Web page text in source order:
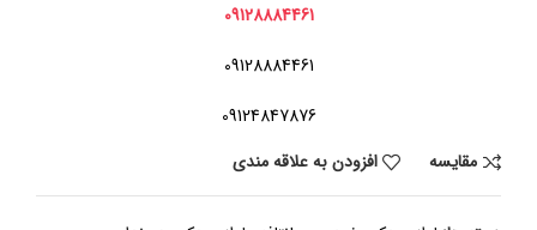
09128884461
09128884461
09124847876
مقايسه
افزودن به علاقه مندی